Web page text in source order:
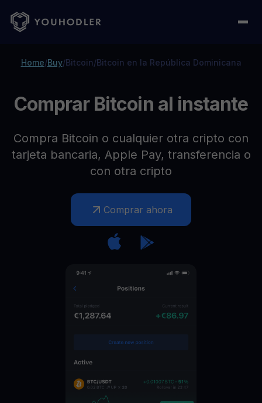
Home/Buy/Bitcoin/Bitcoin en la República Dominicana
Comprar Bitcoin al instante
Compra Bitcoin o cualquier otra cripto con
tarjeta bancaria, Apple Pay, transferencia o
con otra cripto
Comprar ahora